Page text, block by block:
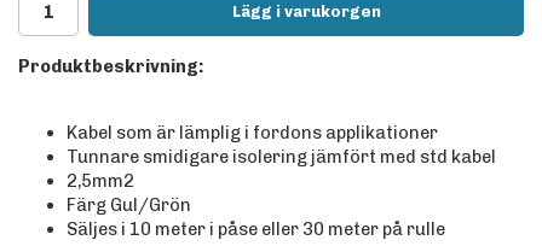
Lägg i varukorgen
Produktbeskrivning:
Kabel som är lämplig i fordons applikationer
Tunnare smidigare isolering jämfört med std kabel
2,5mm2
Färg Gul/Grön
Säljes i 10 meter i påse eller 30 meter på rulle